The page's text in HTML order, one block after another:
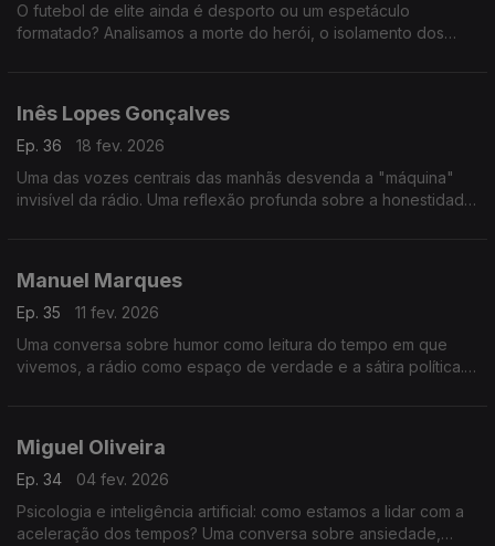
O futebol de elite ainda é desporto ou um espetáculo
formatado? Analisamos a morte do herói, o isolamento dos
Inês Lopes Gonçalves
Ep. 36
18 fev. 2026
Uma das vozes centrais das manhãs desvenda a "máquina"
invisível da rádio. Uma reflexão profunda sobre a honestidade
Manuel Marques
Ep. 35
11 fev. 2026
Uma conversa sobre humor como leitura do tempo em que
vivemos, a rádio como espaço de verdade e a sátira política.
Miguel Oliveira
Ep. 34
04 fev. 2026
Psicologia e inteligência artificial: como estamos a lidar com a
aceleração dos tempos? Uma conversa sobre ansiedade,